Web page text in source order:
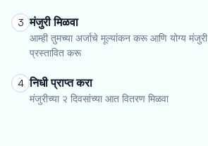
3 मंजुरी मिळवा
आम्ही तुमच्या अर्जाचे मूल्यांकन करू आणि योग्य मंजुरी
प्रस्तावित करू
4 निधी प्राप्त करा
मंजुरीच्या २ दिवसांच्या आत वितरण मिळवा